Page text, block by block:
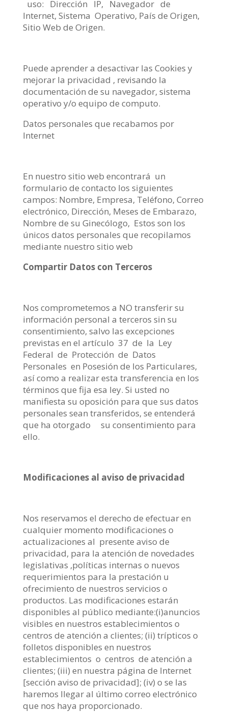
uso: Dirección IP, Navegador de
Internet, Sistema Operativo, País de Origen,
Sitio Web de Origen.
Puede aprender a desactivar las Cookies y
mejorar la privacidad , revisando la
documentación de su navegador, sistema
operativo y/o equipo de computo.
Datos personales que recabamos por
Internet
En nuestro sitio web encontrará un
formulario de contacto los siguientes
campos: Nombre, Empresa, Teléfono, Correo
electrónico, Dirección, Meses de Embarazo,
Nombre de su Ginecólogo, Estos son los
únicos datos personales que recopilamos
mediante nuestro sitio web
Compartir Datos con Terceros
Nos comprometemos a NO transferir su
información personal a terceros sin su
consentimiento, salvo las excepciones
previstas en el artículo 37 de la Ley
Federal de Protección de Datos
Personales en Posesión de los Particulares,
así como a realizar esta transferencia en los
términos que fija esa ley. Si usted no
manifiesta su oposición para que sus datos
personales sean transferidos, se entenderá
que ha otorgado su consentimiento para
ello.
Modificaciones al aviso de privacidad
Nos reservamos el derecho de efectuar en
cualquier momento modificaciones o
actualizaciones al presente aviso de
privacidad, para la atención de novedades
legislativas ,políticas internas o nuevos
requerimientos para la prestación u
ofrecimiento de nuestros servicios o
productos. Las modificaciones estarán
disponibles al público mediante:(i)anuncios
visibles en nuestros establecimientos o
centros de atención a clientes; (ii) trípticos o
folletos disponibles en nuestros
establecimientos o centros de atención a
clientes; (iii) en nuestra página de Internet
[sección aviso de privacidad]; (iv) o se las
haremos llegar al último correo electrónico
que nos haya proporcionado.